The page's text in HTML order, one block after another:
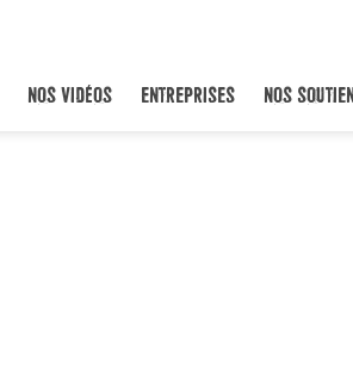
NOS VIDÉOS ENTREPRISES NOS